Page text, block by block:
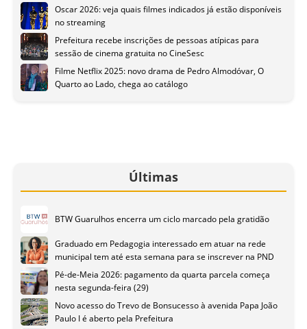
Oscar 2026: veja quais filmes indicados já estão disponíveis
no streaming
Prefeitura recebe inscrições de pessoas atípicas para
sessão de cinema gratuita no CineSesc
Filme Netflix 2025: novo drama de Pedro Almodóvar, O
Quarto ao Lado, chega ao catálogo
Últimas
BTW Guarulhos encerra um ciclo marcado pela gratidão
Graduado em Pedagogia interessado em atuar na rede
municipal tem até esta semana para se inscrever na PND
Pé-de-Meia 2026: pagamento da quarta parcela começa
nesta segunda-feira (29)
Novo acesso do Trevo de Bonsucesso à avenida Papa João
Paulo I é aberto pela Prefeitura